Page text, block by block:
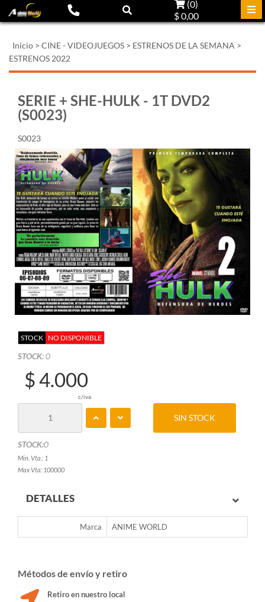
(0)
$ 0,00
Inicio > CINE - VIDEOJUEGOS > ESTRENOS DE LA SEMANA >
ESTRENOS 2022
SERIE + SHE-HULK - 1T DVD2
(S0023)
S0023
STOCK NO DISPONIBLE
STOCK:0
$ 4.000
c/iva
STOCK:0
Min. Vta.: 1
Max Vta: 100000
SIN STOCK
DETALLES
Marca ANIME WORLD
Métodos de envío y retiro
Retiro en nuestro local